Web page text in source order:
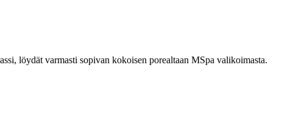
löydät varmasti sopivan kokoisen porealtaan MSpa valikoimasta.